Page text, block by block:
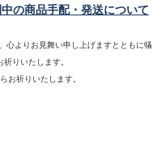
の商品手配・発送について
心よりお見舞い申し上げますとともに犠
りいたします。
お祈りいたします。